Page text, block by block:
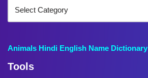
Animals Hindi English Name Dictionary
Tools